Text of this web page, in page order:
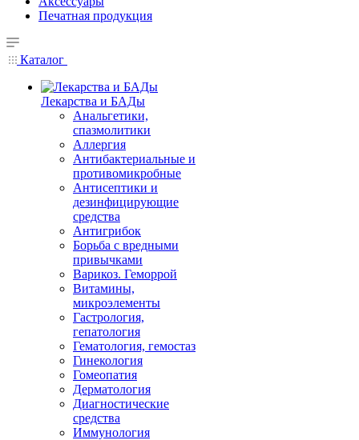
Печатная продукция
Каталог
Лекарства и БАДы
Анальгетики,
спазмолитики
Аллергия
Антибактериальные и
противомикробные
Антисептики и
дезинфицирующие
средства
Антигрибок
Борьба с вредными
привычками
Варикоз. Геморрой
Витамины,
микроэлементы
Гастрология,
гепатология
Гематология, гемостаз
Гинекология
Гомеопатия
Дерматология
Диагностические
средства
Иммунология